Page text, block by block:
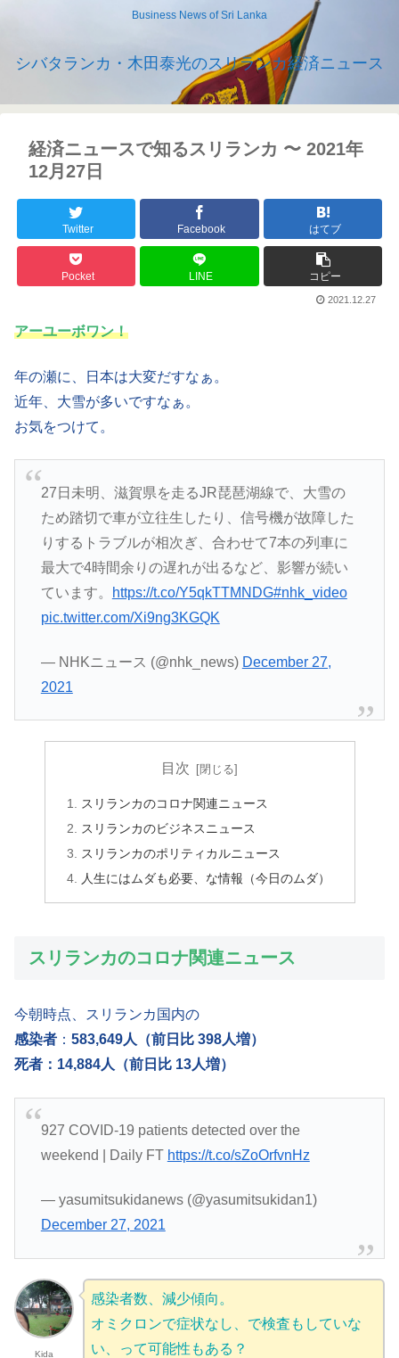
Business News of Sri Lanka
シバタランカ・木田泰光のスリランカ経済ニュース
経済ニュースで知るスリランカ 〜 2021年
12月27日
Twitter Facebook はてブ
Pocket LINE コピー
2021.12.27
アーユーボワン！
年の瀬に、日本は大変だすなぁ。
近年、大雪が多いですなぁ。
お気をつけて。
27日未明、滋賀県を走るJR琵琶湖線で、大雪の
ため踏切で車が立往生したり、信号機が故障した
りするトラブルが相次ぎ、合わせて7本の列車に
最大で4時間余りの遅れが出るなど、影響が続い
ています。
https://t.co/Y5qkTTMNDG#nhk_video
pic.twitter.com/Xi9ng3KGQK
— NHKニュース (@nhk_news) December 27,
2021
目次
スリランカのコロナ関連ニュース
スリランカのビジネスニュース
スリランカのポリティカルニュース
人生にはムダも必要、な情報（今日のムダ）
スリランカのコロナ関連ニュース
今朝時点、スリランカ国内の
感染者 ： 583,649人（前日比 398人増）
死者：14,884人（前日比 13人増）
927 COVID-19 patients detected over the
weekend | Daily FT https://t.co/sZoOrfvnHz
— yasumitsukidanews (@yasumitsukidan1)
December 27, 2021
Kida
感染者数、減少傾向。
オミクロンで症状なし、で検査もしていな
い、って可能性もある？